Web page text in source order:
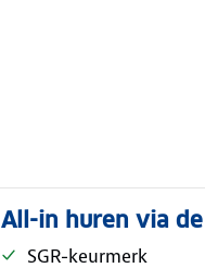
All-in huren via de
SGR-keurmerk